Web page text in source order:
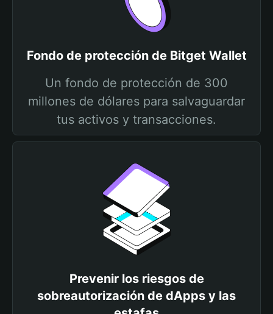
Fondo de protección de Bitget Wallet
Un fondo de protección de 300
millones de dólares para salvaguardar
tus activos y transacciones.
Prevenir los riesgos de
sobreautorización de dApps y las